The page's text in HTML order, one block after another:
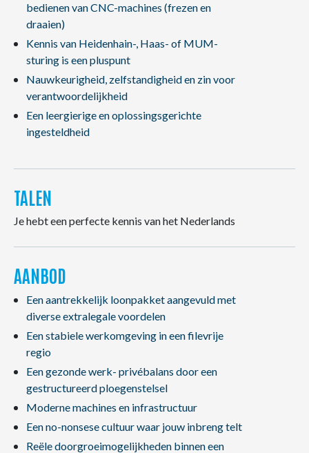
bedienen van CNC-machines (frezen en
draaien)
Kennis van Heidenhain-, Haas- of MUM-
sturing is een pluspunt
Nauwkeurigheid, zelfstandigheid en zin voor
verantwoordelijkheid
Een leergierige en oplossingsgerichte
ingesteldheid
TALEN
Je hebt een perfecte kennis van het Nederlands
AANBOD
Een aantrekkelijk loonpakket aangevuld met
diverse extralegale voordelen
Een stabiele werkomgeving in een filevrije
regio
Een gezonde werk- privébalans door een
gestructureerd ploegenstelsel
Moderne machines en infrastructuur
Een no-nonsese cultuur waar jouw inbreng telt
Reële doorgroeimogelijkheden binnen een